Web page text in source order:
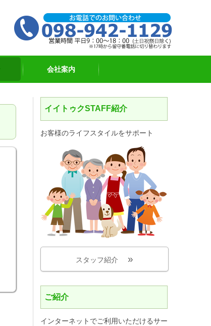
会社案内
イイトゥクSTAFF紹介
お客様のライフスタイルをサポート
スタッフ紹介
ご紹介
インターネットでご利用いただけるサー